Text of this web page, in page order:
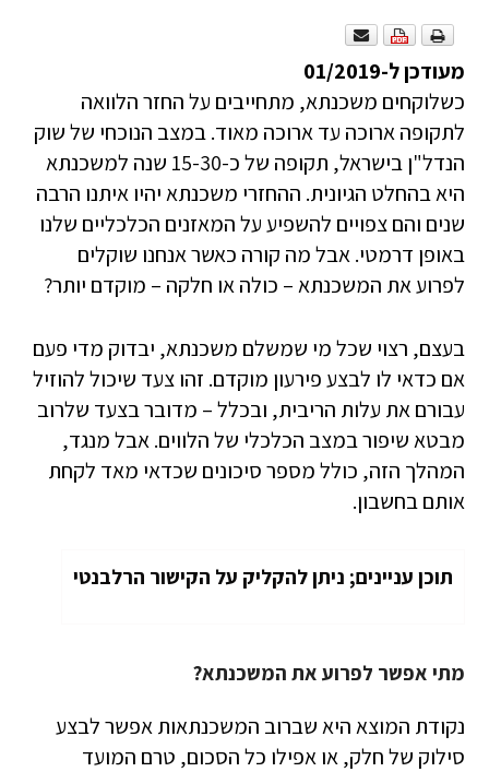
מעודכן ל-01/2019
כשלוקחים משכנתא, מתחייבים על החזר הלוואה
לתקופה ארוכה עד ארוכה מאוד. במצב הנוכחי של שוק
הנדל"ן בישראל, תקופה של כ-15-30 שנה למשכנתא
היא בהחלט הגיונית. ההחזרי משכנתא יהיו איתנו הרבה
שנים והם צפויים להשפיע על המאזנים הכלכליים שלנו
באופן דרמטי. אבל מה קורה כאשר אנחנו שוקלים
לפרוע את המשכנתא – כולה או חלקה – מוקדם יותר?
בעצם, רצוי שכל מי שמשלם משכנתא, יבדוק מדי פעם
אם כדאי לו לבצע פירעון מוקדם. זהו צעד שיכול להוזיל
עבורם את עלות הריבית, ובכלל – מדובר בצעד שלרוב
מבטא שיפור במצב הכלכלי של הלווים. אבל מנגד,
המהלך הזה, כולל מספר סיכונים שכדאי מאד לקחת
אותם בחשבון.
תוכן עניינים; ניתן להקליק על הקישור הרלבנטי
מתי אפשר לפרוע את המשכנתא?
נקודת המוצא היא שברוב המשכנתאות אפשר לבצע
סילוק של חלק, או אפילו כל הסכום, טרם המועד